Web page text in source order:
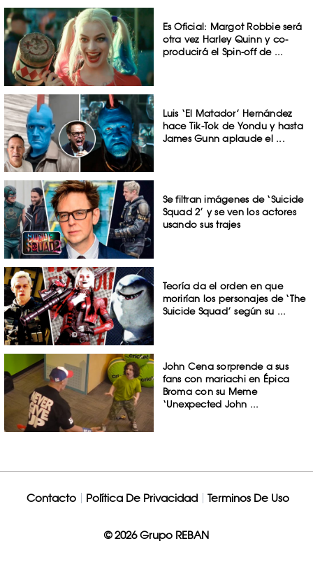
Es Oficial: Margot Robbie será
otra vez Harley Quinn y co-
producirá el Spin-off de ...
Luis ‘El Matador’ Hernández
hace Tik-Tok de Yondu y hasta
James Gunn aplaude el ...
Se filtran imágenes de ‘Suicide
Squad 2’ y se ven los actores
usando sus trajes
Teoría da el orden en que
morirían los personajes de ‘The
Suicide Squad’ según su ...
John Cena sorprende a sus
fans con mariachi en Épica
Broma con su Meme
‘Unexpected John ...
Contacto Política De Privacidad Terminos De Uso
© 2026 Grupo REBAN